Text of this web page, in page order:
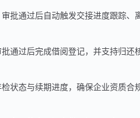
批通过后自动触发交接进度跟踪、
通过后完成借阅登记，并支持归还
状态与续期进度，确保企业资质合